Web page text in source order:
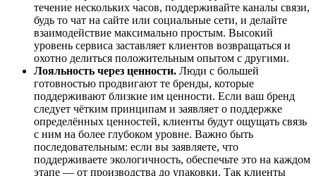
течение нескольких часов, поддерживайте каналы связи,
будь то чат на сайте или социальные сети, и делайте
взаимодействие максимально простым. Высокий
уровень сервиса заставляет клиентов возвращаться и
охотно делиться положительным опытом с другими.
Лояльность через ценности. Люди с большей
готовностью продвигают те бренды, которые
поддерживают близкие им ценности. Если ваш бренд
следует чётким принципам и заявляет о поддержке
определённых ценностей, клиенты будут ощущать связь
с ним на более глубоком уровне. Важно быть
последовательным: если вы заявляете, что
поддерживаете экологичность, обеспечьте это на каждом
этапе — от производства до упаковки. Так клиенты